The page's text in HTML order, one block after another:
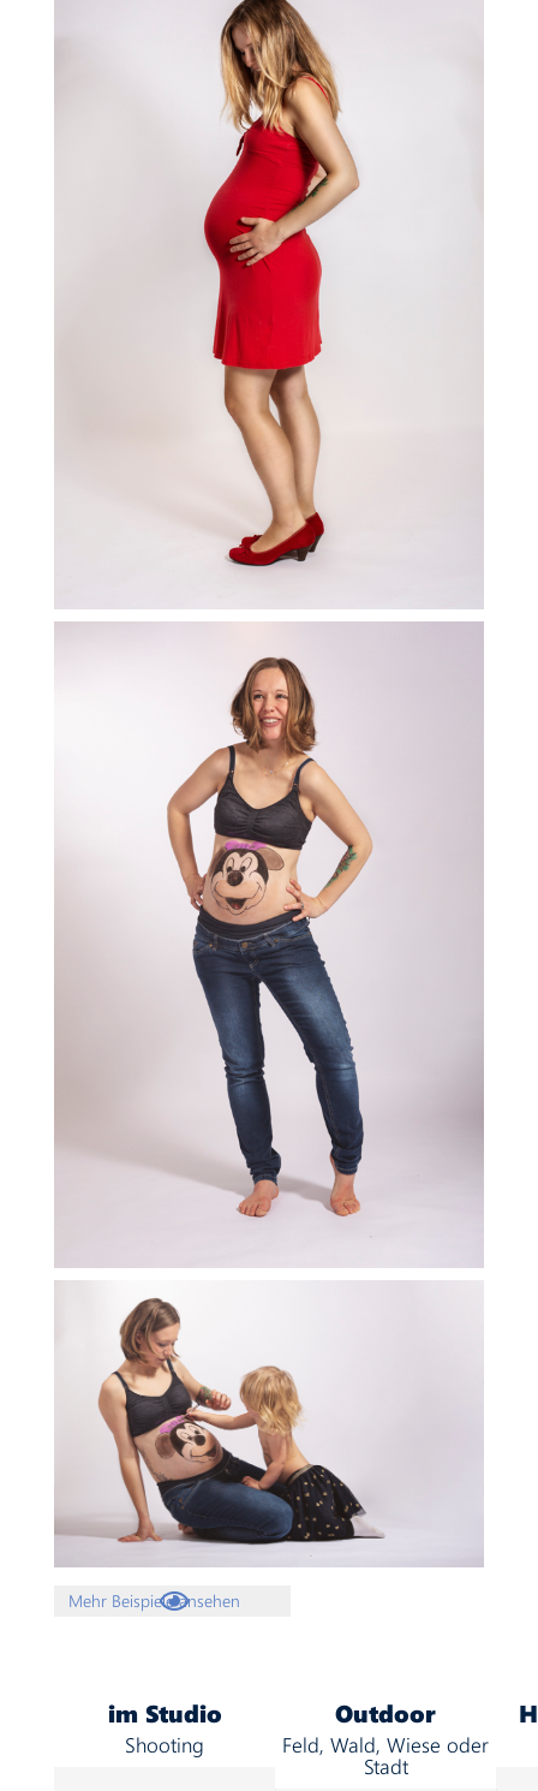
Mehr Beispiele ansehen

im Studio
Shooting
Outdoor
Feld, Wald, Wiese oder
Stadt